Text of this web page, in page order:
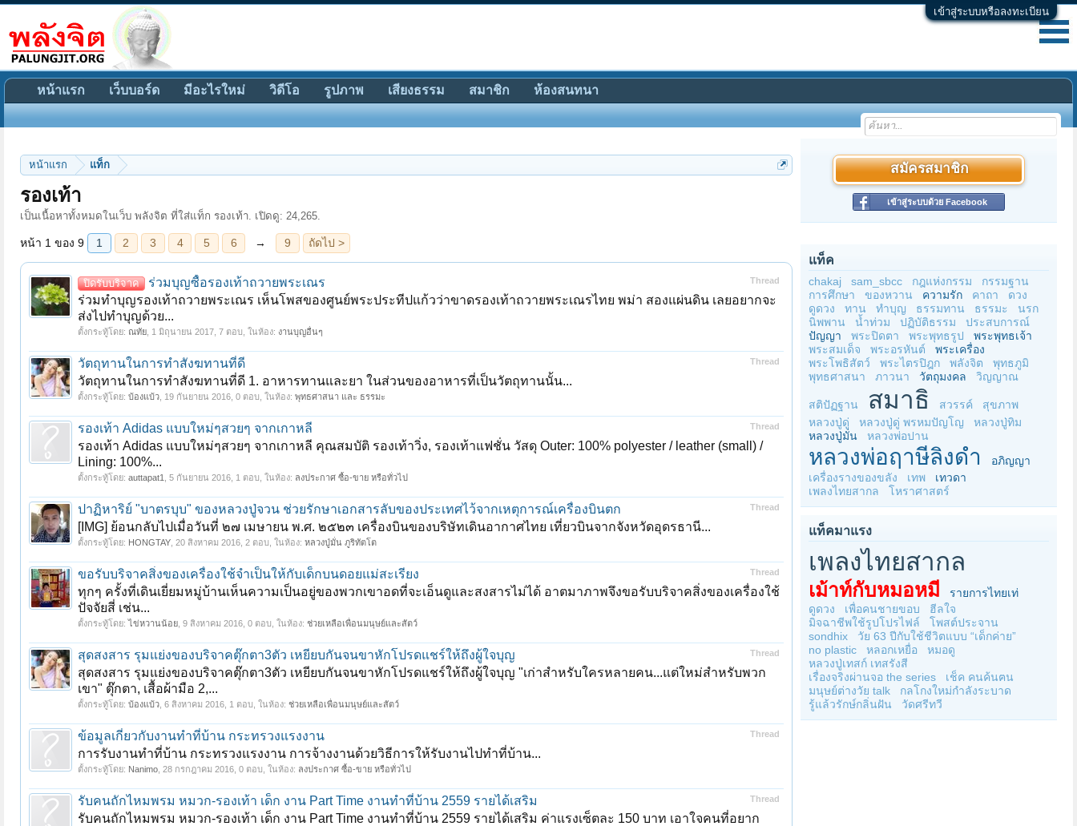
เข้าสู่ระบบหรือลงทะเบียน
หน้าแรก แท็ก
รองเท้า
เป็นเนื้อหาทั้งหมดในเว็บ พลังจิต ที่ใส่แท็ก รองเท้า. เปิดดู: 24,265.
หน้า 1 ของ 9 1 2 3 4 5 6 → 9 ถัดไป >
Thread
ปิดรับบริจาค
ร่วมบุญซื้อรองเท้าถวายพระเณร
ร่วมทำบุญรองเท้าถวายพระเณร เห็นโพสของศูนย์พระประทีปแก้วว่าขาดรองเท้าถวายพระเณรไทย พม่า สองแผ่นดิน เลยอยากจะ
ส่งไปทำบุญด้วย...
ตั้งกระทู้โดย: ณทัย 1 มิถุนายน 2017 , 7 ตอบ, ในห้อง: งานบุญอื่นๆ
Thread
วัตถุทานในการทำสังฆทานที่ดี
วัตถุทานในการทำสังฆทานที่ดี 1. อาหารทานและยา ในส่วนของอาหารที่เป็นวัตถุทานนั้น...
ตั้งกระทู้โดย: บ้องแบ้ว 19 กันยายน 2016 , 0 ตอบ, ในห้อง: พุทธศาสนา และ ธรรมะ
Thread
รองเท้า Adidas แบบใหม่ๆสวยๆ จากเกาหลี
รองเท้า Adidas แบบใหม่ๆสวยๆ จากเกาหลี คุณสมบัติ รองเท้าวิ่ง, รองเท้าแฟชั่น วัสดุ Outer: 100% polyester / leather (small) /
Lining: 100%...
ตั้งกระทู้โดย: auttapat1 5 กันยายน 2016 , 1 ตอบ, ในห้อง: ลงประกาศ ซื้อ-ขาย หรือทั่วไป
Thread
ปาฏิหาริย์ "บาตรบุบ" ของหลวงปู่จวน ช่วยรักษาเอกสารลับของประเทศไว้จากเหตุการณ์เครื่องบินตก
[IMG] ย้อนกลับไปเมื่อวันที่ ๒๗ เมษายน พ.ศ. ๒๕๒๓ เครื่องบินของบริษัทเดินอากาศไทย เที่ยวบินจากจังหวัดอุดรธานี...
ตั้งกระทู้โดย: HONGTAY 20 สิงหาคม 2016 , 2 ตอบ, ในห้อง: หลวงปู่มั่น ภูริทัตโต
Thread
ขอรับบริจาคสิ่งของเครื่องใช้จำเป็นให้กับเด็กบนดอยแม่สะเรียง
ทุกๆ ครั้งที่เดินเยี่ยมหมู่บ้านเห็นความเป็นอยู่ของพวกเขาอดที่จะเอ็นดูและสงสารไม่ได้ อาตมาภาพจึงขอรับบริจาคสิ่งของเครื่องใช้
ปัจจัยสี่ เช่น...
ตั้งกระทู้โดย:ไข่หวานน้อย 9 สิงหาคม 2016 , 0 ตอบ, ในห้อง: ช่วยเหลือเพื่อนมนุษย์และสัตว์
Thread
สุดสงสาร รุมแย่งของบริจาคตุ๊กตา3ตัว เหยียบกันจนขาหักโปรดแชร์ให้ถึงผู้ใจบุญ
สุดสงสาร รุมแย่งของบริจาคตุ๊กตา3ตัว เหยียบกันจนขาหักโปรดแชร์ให้ถึงผู้ใจบุญ "เก่าสำหรับใครหลายคน...แต่ใหม่สำหรับพวก
เขา" ตุ๊กตา, เสื้อผ้ามือ 2,...
ตั้งกระทู้โดย: บ้องแบ้ว 6 สิงหาคม 2016 , 1 ตอบ, ในห้อง: ช่วยเหลือเพื่อนมนุษย์และสัตว์
Thread
ข้อมูลเกี่ยวกับงานทำที่บ้าน กระทรวงแรงงาน
การรับงานทำที่บ้าน กระทรวงแรงงาน การจ้างงานด้วยวิธีการให้รับงานไปทำที่บ้าน...
ตั้งกระทู้โดย: Nanimo 28 กรกฎาคม 2016 , 0 ตอบ, ในห้อง: ลงประกาศ ซื้อ-ขาย หรือทั่วไป
Thread
รับคนถักไหมพรม หมวก-รองเท้า เด็ก งาน Part Time งานทําที่บ้าน 2559 รายได้เสริม
รับคนถักไหมพรม หมวก-รองเท้า เด็ก งาน Part Time งานทำที่บ้าน 2559 รายได้เสริม ค่าแรงเซ็ตละ 150 บาท เอาใจคนที่อยาก
สมัครสมาชิก
เข้าสู่ระบบด้วย Facebook
แท็ค
chakaj sam_sbcc กฎแห่งกรรม
กรรมฐาน
การศึกษา
ของหวาน ความรัก คาถา
ดวง
ดูดวง
ทาน ทำบุญ ธรรมทาน ธรรมะ
นรก
นิพพาน
น้ำท่วม ปฏิบัติธรรม
ประสบการณ์
ปัญญา
พระปิดตา พระพุทธรูป
พระพุทธเจ้า
พระสมเด็จ
พระอรหันต์
พระเครื่อง
พระโพธิสัตว์
พระไตรปิฎก พลังจิต
พุทธภูมิ
พุทธศาสนา
ภาวนา วัตถุมงคล วิญญาณ
สติปัฏฐาน สมาธิ สวรรค์
สุขภาพ
หลวงปู่ดู่
หลวงปู่ดู่ พรหมปัญโญ
หลวงปู่ทิม
หลวงปู่มั่น
หลวงพ่อปาน
หลวงพ่อฤาษีลิงดำ
อภิญญา
เครื่องรางของขลัง
เทพ
เทวดา
เพลงไทยสากล
โหราศาสตร์
แท็คมาแรง
เพลงไทยสากล
เม้าท์กับหมอหมี
รายการไทยเท่
ดูดวง
เพื่อคนชายขอบ
ฮีลใจ
มิจฉาชีพใช้รูปโปรไฟล์
โพสต์ประจาน
sondhix
วัย 63 ปีกับใช้ชีวิตแบบ “เด็กค่าย”
no plastic
หลอกเหยื่อ
หมอดู
หลวงปู่เทสก์ เทสรังสี
เรื่องจริงผ่านจอ the series
เช็ค คนค้นฅน
มนุษย์ต่างวัย talk
กลโกงใหม่กำลังระบาด
รู้แล้วรักษ์กลิ่นฝัน
วัดศรีทวี
หน้าแรก เว็บบอร์ด มีอะไรใหม่ วิดีโอ รูปภาพ เสียงธรรม สมาชิก ห้องสนทนา